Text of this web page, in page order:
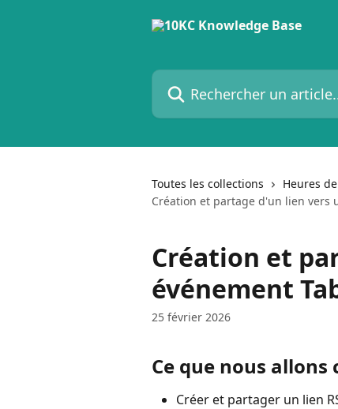
Rechercher un article...
Toutes les collections Heures
Création et partage d'un lien vers
Création et
événement
25 février 2026
Ce que nous allons
Créer et partager un lien